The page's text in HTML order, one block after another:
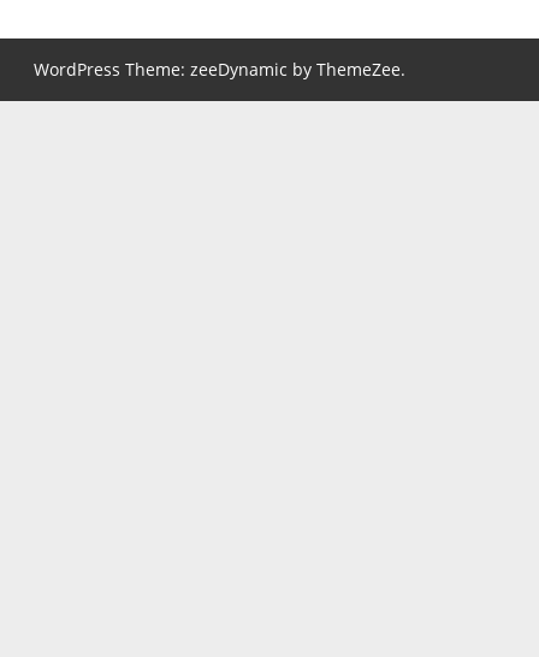
WordPress Theme: zeeDynamic by ThemeZee.